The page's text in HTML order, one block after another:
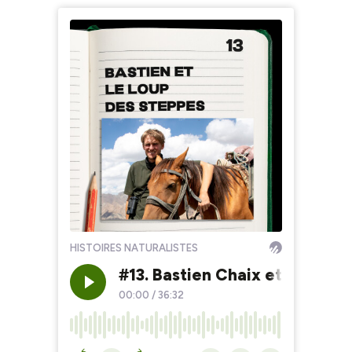
HISTOIRES NATURALISTES
#13. Bastien Chaix et le Loup
00:00 / 36:32